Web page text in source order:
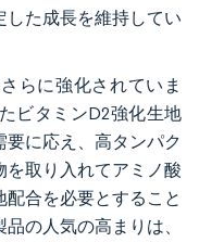
た成長を維持してい
らに強化されていま
ビタミンD2強化生地
に応え、高タンパク
取り入れてアミノ酸
合を必要とすること
の人気の高まりは、